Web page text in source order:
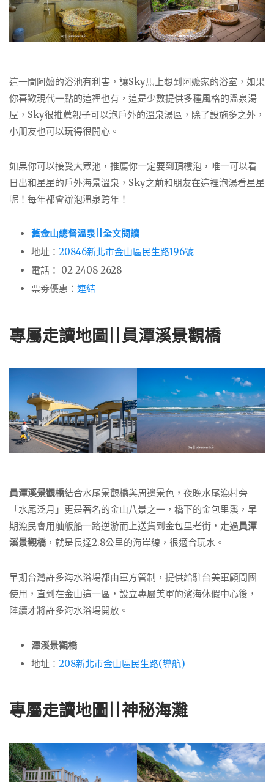
這一間阿嬤的浴池有利害，讓Sky馬上想到阿嬤家的浴室，如果
你喜歡現代一點的這裡也有，這是少數提供多種風格的溫泉湯
屋，Sky很推薦親子可以泡戶外的溫泉湯區，除了設施多之外，
小朋友也可以玩得很開心。
如果你可以接受大眾池，推薦你一定要到頂樓泡，唯一可以看
日出和星星的戶外海景溫泉，Sky之前和朋友在這裡泡湯看星星
呢！每年都會辦泡溫泉跨年！
舊金山總督溫泉||全文閱讀
地址： 20846新北市金山區民生路196號
電話： 02 2408 2628
票劵優惠： 連結
專屬走讀地圖|| 員潭溪景觀橋
員潭溪景觀橋結合水尾景觀橋與周邊景色，夜晚水尾漁村旁
「水尾泛月」更是著名的金山八景之一，橋下的金包里溪，早
期漁民會用舢舨船一路逆游而上送貨到金包里老街，走過員潭
溪景觀橋 ，就是長達2.8公里的海岸線，很適合玩水。
早期台灣許多海水浴場都由軍方管制，提供給駐台美軍顧問團
使用，直到在金山這一區，設立專屬美軍的濱海休假中心後，
陸續才將許多海水浴場開放。
潭溪景觀橋
地址： 208新北市金山區民生路(導航)
專屬走讀地圖||神秘海灘